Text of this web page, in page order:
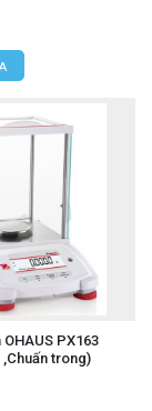
PX163
trong)